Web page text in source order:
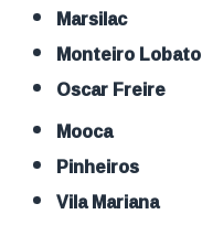
Marsilac
Monteiro Lobato
Oscar Freire
Mooca
Pinheiros
Vila Mariana